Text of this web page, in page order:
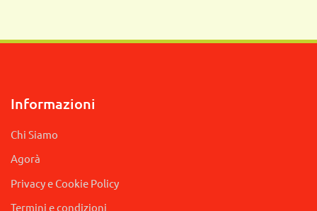
Informazioni
Chi Siamo
Agorà
Privacy e Cookie Policy
Termini e condizioni